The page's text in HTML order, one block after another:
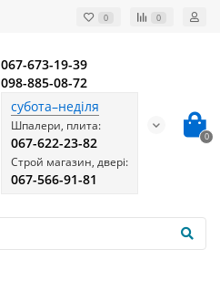
0 0
067-673-19-39
098-885-08-72
субота–неділя
Шпалери, плита:
067-622-23-82
Строй магазин, двері:
067-566-91-81
0